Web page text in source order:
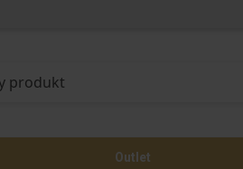
Outlet